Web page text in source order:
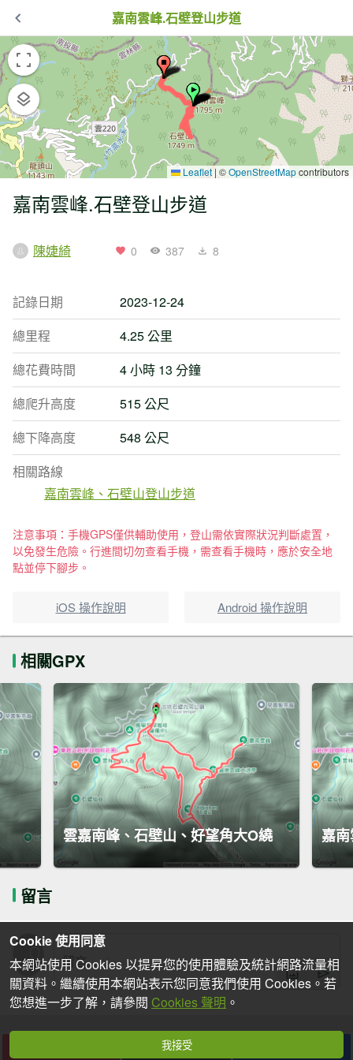
嘉南雲峰.石壁登山步道
Leaflet|©OpenStreetMapcontributors
嘉南雲峰.石壁登山步道
陳婕綺 0 387 8
記錄日期
2023-12-24
總里程
4.25 公里
總花費時間
4 小時 13 分鐘
總爬升高度
515 公尺
總下降高度
548 公尺
相關路線
嘉南雲峰、石壁山登山步道
注意事項：手機GPS僅供輔助使用，登山需依實際狀況判斷處置，
以免發生危險。行進間切勿查看手機，需查看手機時，應於安全地
點並停下腳步。
iOS 操作說明 Android 操作說明
相關GPX
雲嘉南峰、石壁山、好望角大O繞 嘉
留言
下載
Cookie 使用同意
本網站使用 Cookies 以提昇您的使用體驗及統計網路流量相
關資料。繼續使用本網站表示您同意我們使用 Cookies。若
您想進一步了解，請參閱 Cookies 聲明 。
我接受